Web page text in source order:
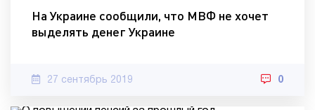
На Украине сообщили, что МВФ не хочет
выделять денег Украине
27 сентябрь 2019 0